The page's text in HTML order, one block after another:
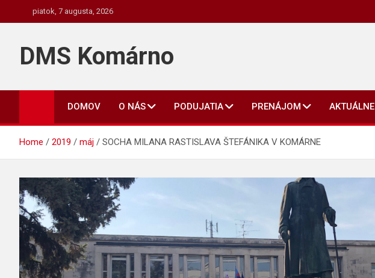
to
piatok, 7 augusta, 2026
DMS Komárno
DOMOV O NÁS PODUJATIA PRENÁJOM AKTUÁLNE
Home 2019 máj SOCHA MILANA RASTISLAVA ŠTEFÁNIKA V KOMÁRNE